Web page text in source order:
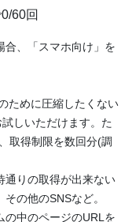
60回
合、「スマホ向け」を
ために圧縮したくない
しいただけます。た
取得制限を数回分(調
通りの取得が出来ない
の他のSNSなど。
の中のページのURLを